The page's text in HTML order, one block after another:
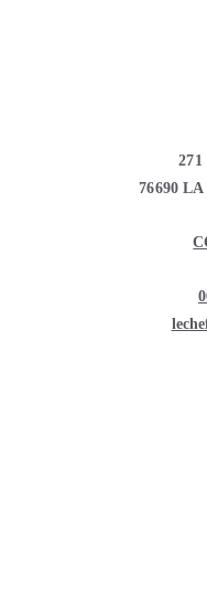
271
76690